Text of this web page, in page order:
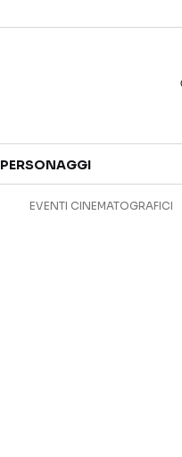
CURIOSITÀ
PERSONAGGI
EVENTI CINEMATOGRAFICI